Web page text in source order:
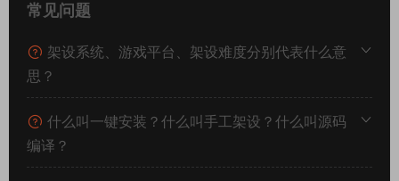
常见问题
架设系统、游戏平台、架设难度分别代表什么意
思？
什么叫一键安装？什么叫手工架设？什么叫源码
编译？